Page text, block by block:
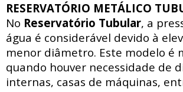
RESERVATÓRIO METÁLICO
No Reservatório Tubular, a
água é considerável devido à
menor diâmetro. Este modelo é
quando houver necessidade de
internas, casas de máquinas,